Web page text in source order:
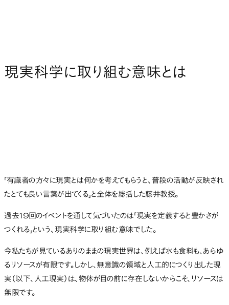
現実科学に取り組む意味とは
「有識者の方々に現実とは何かを考えてもらうと、普段の活動が反映され
たとても良い言葉が出てくる」と全体を総括した藤井教授。
過去19回のイベントを通して気づいたのは「現実を定義すると豊かさが
つくれる」という、現実科学に取り組む意味でした。
今私たちが見ているありのままの現実世界は、例えば水も食料も、あらゆ
るリソースが有限です。しかし、無意識の領域と人工的につくり出した現
実（以下、人工現実）は、物体が目の前に存在しないからこそ、リソースは
無限です。